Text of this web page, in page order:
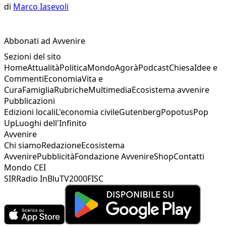
di Marco Iasevoli
Abbonati ad Avvenire
Sezioni del sito
HomeAttualitàPoliticaMondoAgoràPodcastChiesaIdee e
CommentiEconomiaVita e
CuraFamigliaRubricheMultimediaEcosistema avvenire
Pubblicazioni
Edizioni localiL'economia civileGutenbergPopotusPop
UpLuoghi dell'Infinito
Avvenire
Chi siamoRedazioneEcosistema
AvvenirePubblicitàFondazione AvvenireShopContatti
Mondo CEI
SIRRadio InBluTV2000FISC